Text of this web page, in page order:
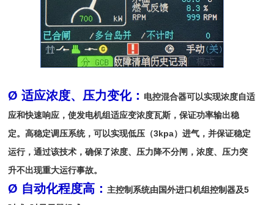
Ø 适应浓度、压力变化： 电控混合器可以实现浓度自适
应和快速响应，使发电机组适应变浓度瓦斯，保证功率输出稳
定。高稳定调压系统，可以实现低压（3kpa）进气，并保证稳定
运行，通过该技术，确保了浓度、压力降不分闸，浓度、压力突
升不出现重大运行事故。
Ø 自动化程度高： 主控制系统由国外进口机组控制器及5